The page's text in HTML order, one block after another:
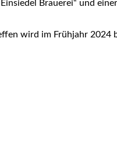
Brauerei“ und
wird im Frühjahr 2024